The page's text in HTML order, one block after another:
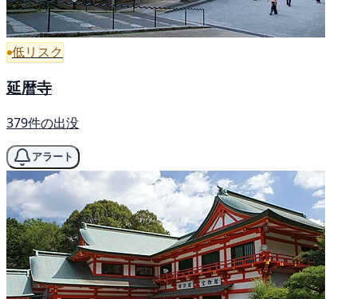
低リスク
延暦寺
379件の出没
アラート